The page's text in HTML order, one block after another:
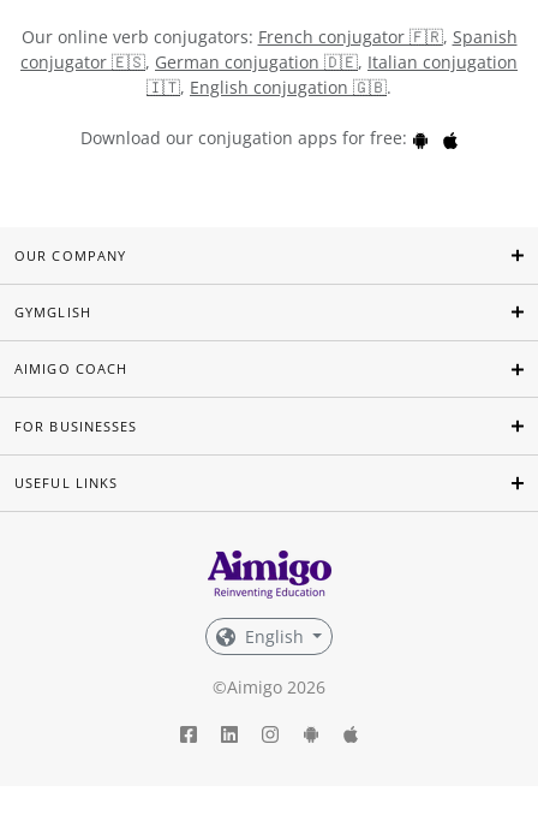
Our online verb conjugators: French conjugator 🇫🇷, Spanish
conjugator 🇪🇸, German conjugation 🇩🇪, Italian conjugation
🇮🇹, English conjugation 🇬🇧.
Download our conjugation apps for free:
OUR COMPANY
GYMGLISH
AIMIGO COACH
FOR BUSINESSES
USEFUL LINKS
English
©Aimigo 2026